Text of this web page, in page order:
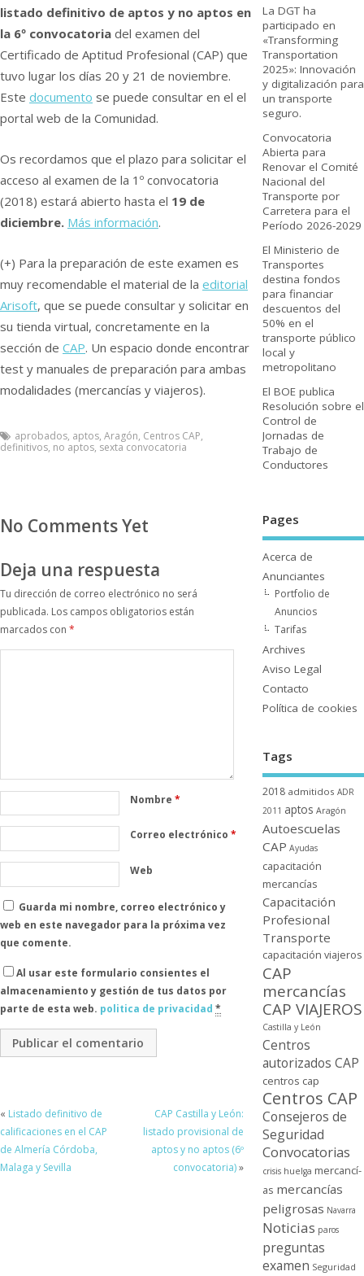
listado definitivo de aptos y no aptos en
la 6º convocatoria del examen del
Certificado de Aptitud Profesional (CAP) que
tuvo lugar los dí­as 20 y 21 de noviembre.
Este documento se puede consultar en el el
portal web de la Comunidad.
Os recordamos que el plazo para solicitar el
acceso al examen de la 1º convocatoria
(2018) estará abierto hasta el 19 de
diciembre. Más información.
(+) Para la preparación de este examen es
muy recomendable el material de la editorial
Arisoft, que se puede consultar y solicitar en
su tienda virtual, concretamente en la
sección de CAP. Un espacio donde encontrar
test y manuales de preparación para ambas
modalidades (mercancí­as y viajeros).
aprobados, aptos, Aragón, Centros CAP,
definitivos, no aptos, sexta convocatoria
No Comments Yet
Deja una respuesta
Tu dirección de correo electrónico no será
publicada. Los campos obligatorios están
marcados con *
Nombre*
Correo electrónico*
Web
Guarda mi nombre, correo electrónico y
web en este navegador para la próxima vez
que comente.
Al usar este formulario consientes el
almacenamiento y gestión de tus datos por
parte de esta web. politica de privacidad *
« Listado definitivo de
calificaciones en el CAP
de Almerí­a Córdoba,
Malaga y Sevilla
CAP Castilla y León:
listado provisional de
aptos y no aptos (6º
convocatoria)»
La DGT ha
participado en
«Transforming
Transportation
2025»: Innovación
y digitalización para
un transporte
seguro.
Convocatoria
Abierta para
Renovar el Comité
Nacional del
Transporte por
Carretera para el
Período 2026-2029
El Ministerio de
Transportes
destina fondos
para financiar
descuentos del
50% en el
transporte público
local y
metropolitano
El BOE publica
Resolución sobre el
Control de
Jornadas de
Trabajo de
Conductores
Pages
Acerca de
Anunciantes
Portfolio de
Anuncios
Tarifas
Archives
Aviso Legal
Contacto
Polí­tica de cookies
Tags
2018 admitidos ADR
2011 aptos Aragón
Autoescuelas
CAP Ayudas
capacitación
mercancí­as
Capacitación
Profesional
Transporte
capacitación viajeros
CAP
mercancí­as
CAP VIAJEROS
Castilla y León
Centros
autorizados CAP
centros cap
Centros CAP
Consejeros de
Seguridad
Convocatorias
crisis huelga mercancí­
as mercancí­as
peligrosas Navarra
Noticias paros
preguntas
examen Seguridad